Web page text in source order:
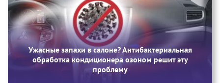
Ужасные запахи в салоне? Антибактериальная
обработка кондиционера озоном решит эту
проблему